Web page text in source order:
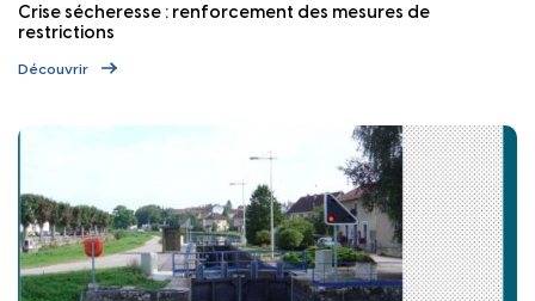
Crise sécheresse : renforcement des mesures de
restrictions
Découvrir